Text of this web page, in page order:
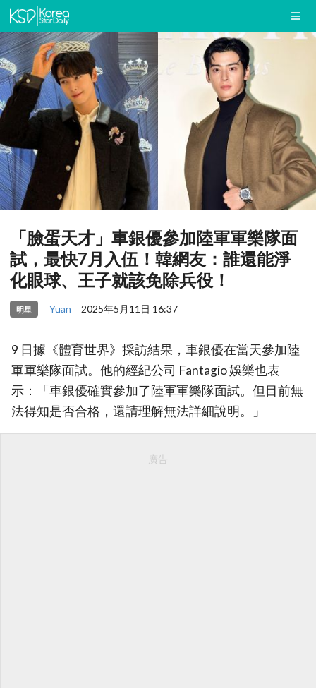
「臉蛋天才」車銀優參加陸軍軍樂隊面
試，最快7月入伍！韓網友：誰還能淨
化眼球、王子就該免除兵役！
明星 Yuan 2025年5月11日 16:37
9 日據《體育世界》採訪結果，車銀優在當天參加陸
軍軍樂隊面試。他的經紀公司 Fantagio 娛樂也表
示：「車銀優確實參加了陸軍軍樂隊面試。但目前無
法得知是否合格，還請理解無法詳細說明。」
廣告